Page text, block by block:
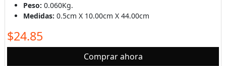
Peso: 0.060Kg.
Medidas: 0.5cm X 10.00cm X 44.00cm
$24.85
Comprar ahora